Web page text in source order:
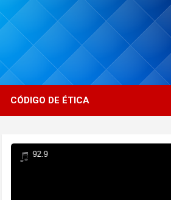
CÓDIGO DE ÉTICA